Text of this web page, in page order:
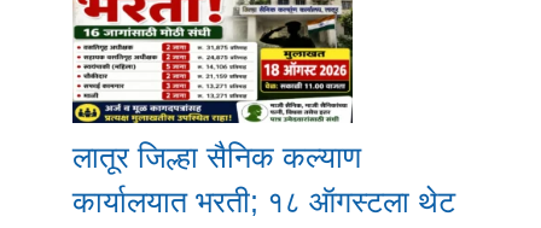
लातूर जिल्हा सैनिक कल्याण
कार्यालयात भरती; १८ ऑगस्टला थेट